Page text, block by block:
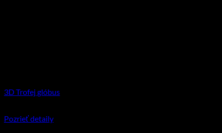
3D Trofej glóbus
Pozrieť detaily